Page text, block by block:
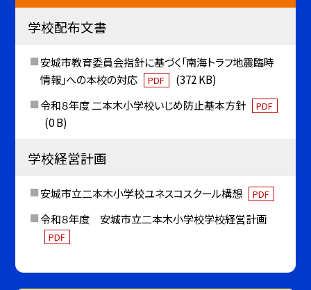
学校配布文書
安城市教育委員会指針に基づく「南海トラフ地震臨時
情報」への本校の対応
PDF
(372 KB)
令和８年度 二本木小学校いじめ防止基本方針
PDF
(0 B)
学校経営計画
安城市立二本木小学校ユネスコスクール構想 PDF
令和８年度 安城市立二本木小学校学校経営計画
PDF